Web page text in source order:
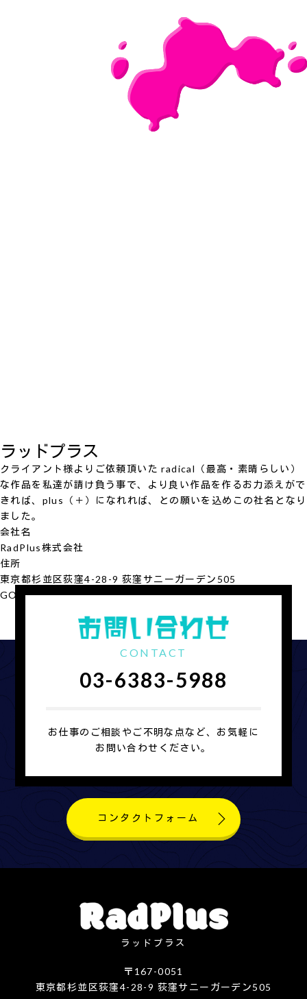
ラッドプラス
クライアント様よりご依頼頂いた radical（最高・素晴らしい）
な作品を私達が請け負う事で、より良い作品を作るお力添えがで
きれば、plus（＋）になれれば、との願いを込めこの社名となり
ました。
会社名
RadPlus株式会社
住所
東京都杉並区荻窪4-28-9 荻窪サニーガーデン505
GOOGLE MAP
会社概要を見る
CONTACT
03-6383-5988
お仕事のご相談やご不明な点など、お気軽に
お問い合わせください。
コンタクトフォーム
ラッドプラス
〒167-0051
東京都杉並区荻窪4-28-9 荻窪サニーガーデン505